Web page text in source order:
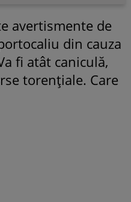
avertismente de
din cauza
fi atât caniculă,
torențiale. Care